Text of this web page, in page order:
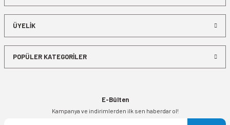
ÜYELİK
POPÜLER KATEGORİLER
E-Bülten
Kampanya ve indirimlerden ilk sen haberdar ol!